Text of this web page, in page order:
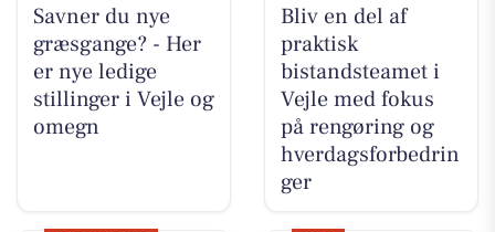
Savner du nye
græsgange? - Her
er nye ledige
stillinger i Vejle og
omegn
Bliv en del af
praktisk
bistandsteamet i
Vejle med fokus
på rengøring og
hverdagsforbedrin
ger